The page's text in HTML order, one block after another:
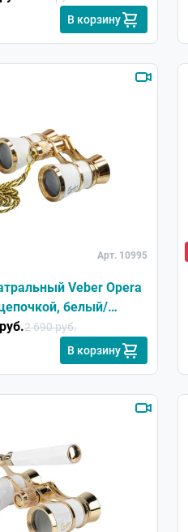
В корзину
Арт. 10995
Veber Opera
белый/
2 690 руб.
В корзину